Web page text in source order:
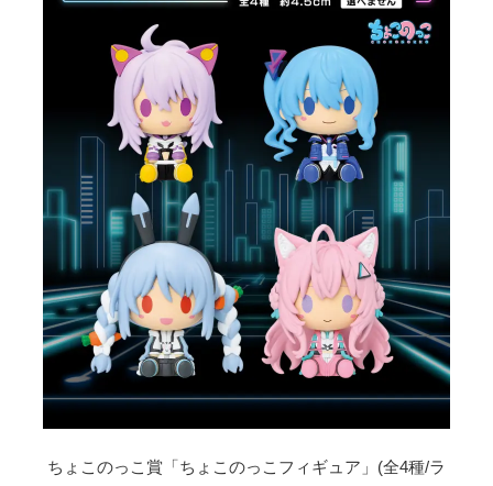
ちょこのっこ賞「ちょこのっこフィギュア」(全4種/ラ